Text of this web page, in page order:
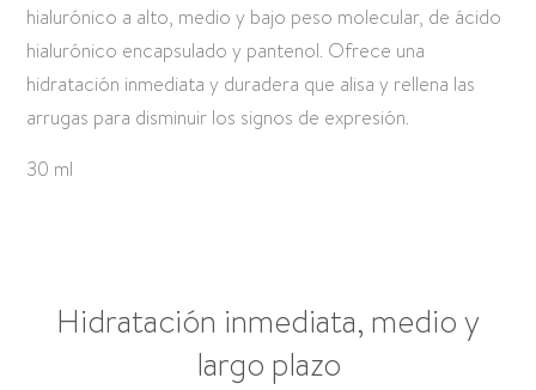
hialurónico a alto, medio y bajo peso molecular, de ácido
hialurónico encapsulado y pantenol. Ofrece una
hidratación inmediata y duradera que alisa y rellena las
arrugas para disminuir los signos de expresión.
30 ml
Hidratación inmediata, medio y
largo plazo